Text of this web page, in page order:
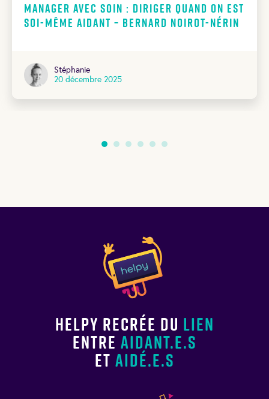
Manager avec soin : diriger quand on est
soi-même aidant – Bernard Noirot-Nérin
Stéphanie
20 décembre 2025
Helpy recrée du lien
entre aidant.e.s
et aidé.e.s